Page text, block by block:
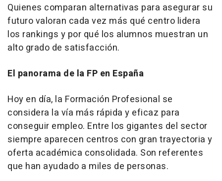
Quienes comparan alternativas para asegurar su
futuro valoran cada vez más qué centro lidera
los rankings y por qué los alumnos muestran un
alto grado de satisfacción.
El panorama de la FP en España
Hoy en día, la Formación Profesional se
considera la vía más rápida y eficaz para
conseguir empleo. Entre los gigantes del sector
siempre aparecen centros con gran trayectoria y
oferta académica consolidada. Son referentes
que han ayudado a miles de personas.